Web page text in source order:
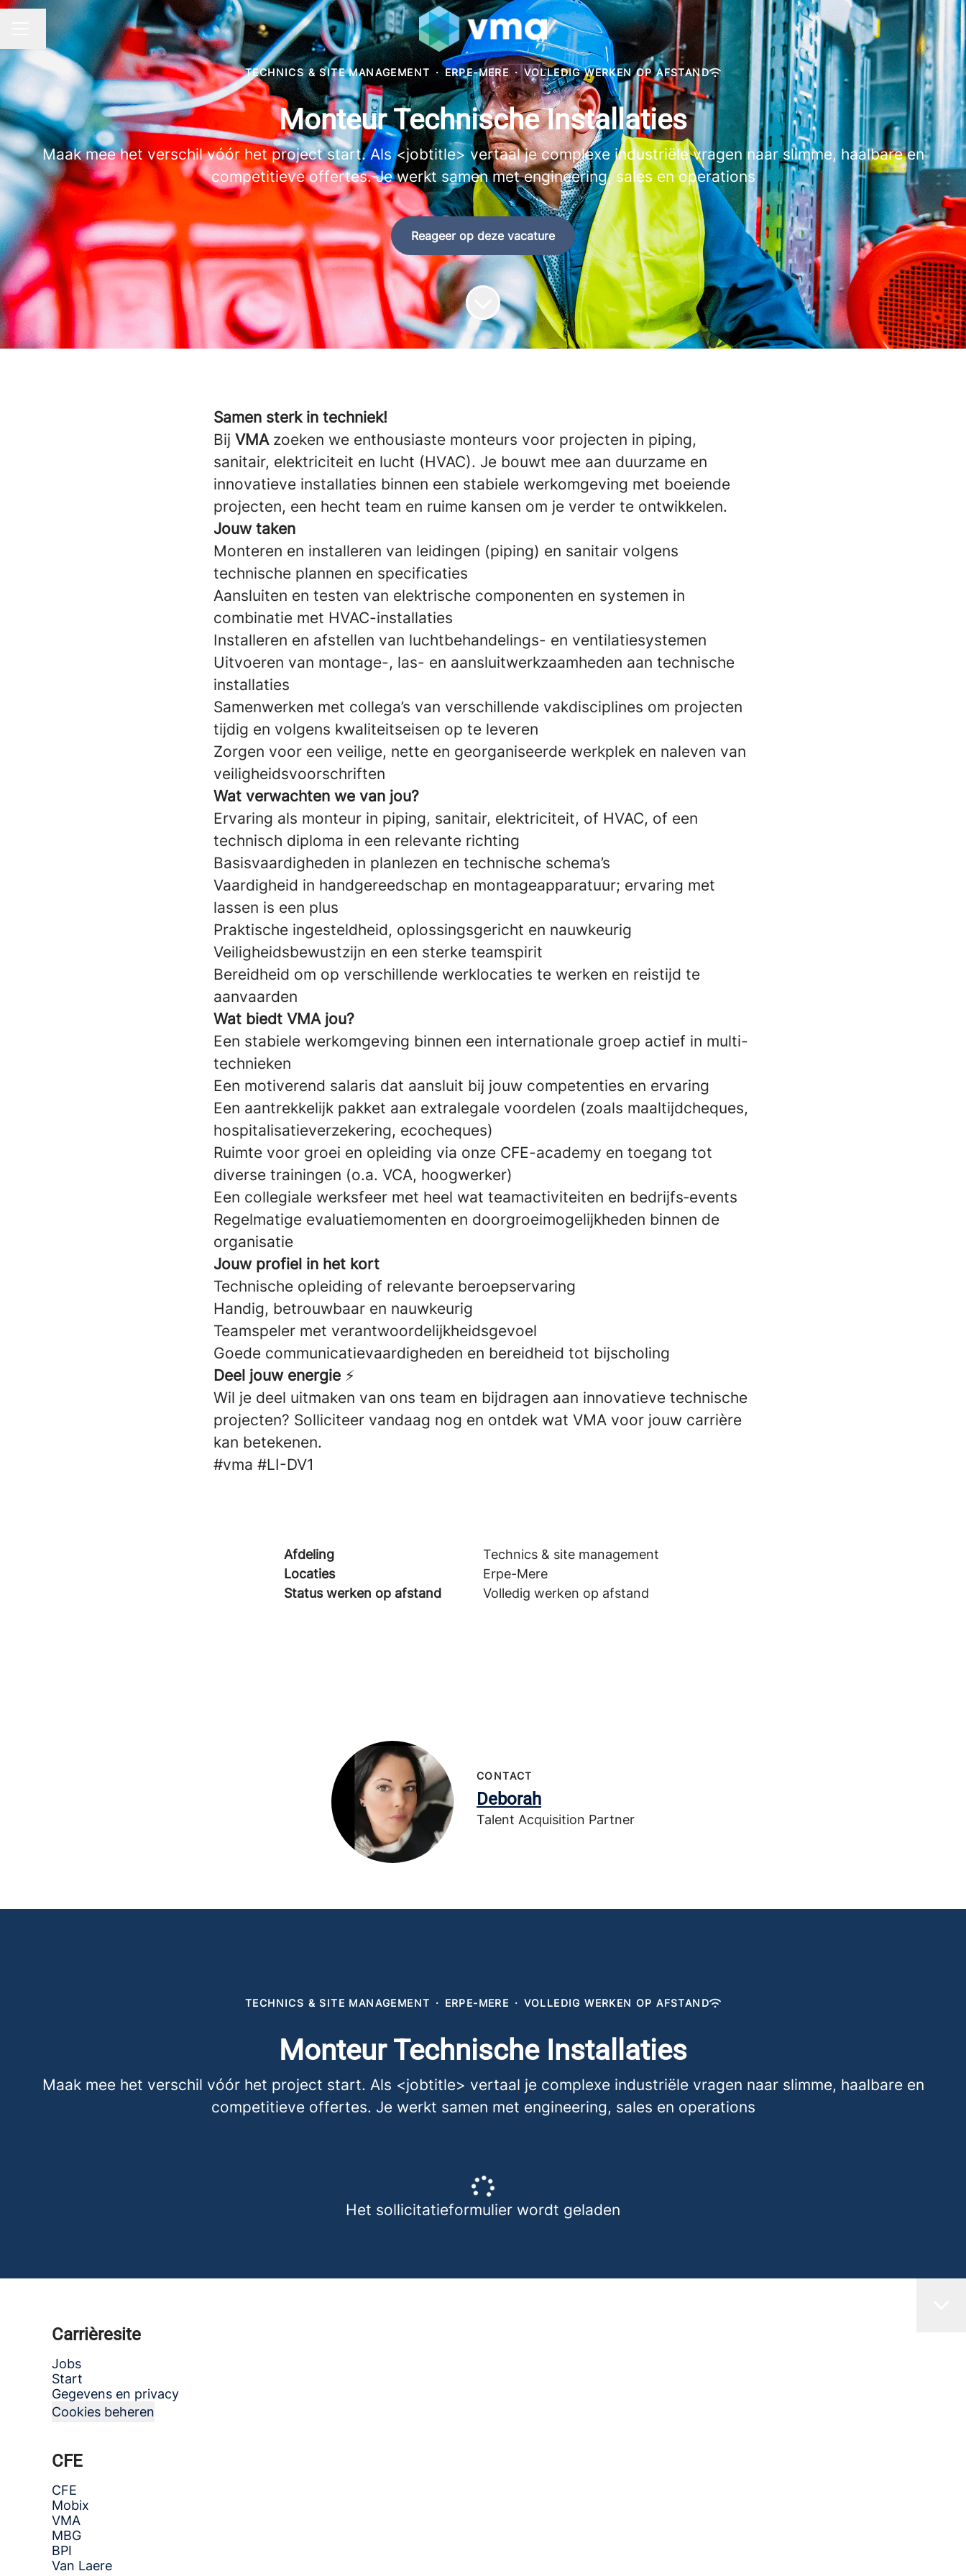
CARRIÈREMENU
Taal wijzigen
TECHNICS & SITE MANAGEMENT · ERPE-MERE · VOLLEDIG WERKEN OP AFSTAND
Monteur Technische Installaties
Maak mee het verschil vóór het project start. Als <jobtitle> vertaal je complexe industriële vragen naar slimme, haalbare en
competitieve offertes. Je werkt samen met engineering, sales en operations
Reageer op deze vacature
Samen sterk in techniek!
Bij VMAzoeken we enthousiaste monteurs voor projecten in piping,
sanitair, elektriciteit en lucht (HVAC). Je bouwt mee aan duurzame en
innovatieve installaties binnen een stabiele werkomgeving met boeiende
projecten, een hecht team en ruime kansen om je verder te ontwikkelen.
Jouw taken
Monteren en installeren van leidingen (piping) en sanitair volgens
technische plannen en specificaties
Aansluiten en testen van elektrische componenten en systemen in
combinatie met HVAC-installaties
Installeren en afstellen van luchtbehandelings- en ventilatiesystemen
Uitvoeren van montage-, las- en aansluitwerkzaamheden aan technische
installaties
Samenwerken met collega’s van verschillende vakdisciplines om projecten
tijdig en volgens kwaliteitseisen op te leveren
Zorgen voor een veilige, nette en georganiseerde werkplek en naleven van
veiligheidsvoorschriften
Wat verwachten we van jou?
Ervaring als monteur in piping, sanitair, elektriciteit, of HVAC, of een
technisch diploma in een relevante richting
Basisvaardigheden in planlezen en technische schema’s
Vaardigheid in handgereedschap en montageapparatuur; ervaring met
lassen is een plus
Praktische ingesteldheid, oplossingsgericht en nauwkeurig
Veiligheidsbewustzijn en een sterke teamspirit
Bereidheid om op verschillende werklocaties te werken en reistijd te
aanvaarden
Wat biedt VMA jou?
Een stabiele werkomgeving binnen een internationale groep actief in multi-
technieken
Een motiverend salaris dat aansluit bij jouw competenties en ervaring
Een aantrekkelijk pakket aan extralegale voordelen (zoals maaltijdcheques,
hospitalisatieverzekering, ecocheques)
Ruimte voor groei en opleiding via onze CFE-academy en toegang tot
diverse trainingen (o.a. VCA, hoogwerker)
Een collegiale werksfeer met heel wat teamactiviteiten en bedrijfs‑events
Regelmatige evaluatiemomenten en doorgroeimogelijkheden binnen de
organisatie
Jouw profiel in het kort
Technische opleiding of relevante beroepservaring
Handig, betrouwbaar en nauwkeurig
Teamspeler met verantwoordelijkheidsgevoel
Goede communicatievaardigheden en bereidheid tot bijscholing
Deel jouw energie ⚡
Wil je deel uitmaken van ons team en bijdragen aan innovatieve technische
projecten? Solliciteer vandaag nog en ontdek wat VMA voor jouw carrière
kan betekenen.
#vma #LI-DV1
Afdeling
Technics & site management
Locaties
Erpe-Mere
Status werken op afstand
Volledig werken op afstand
CONTACT
Deborah
Talent Acquisition Partner
TECHNICS & SITE MANAGEMENT · ERPE-MERE · VOLLEDIG WERKEN OP AFSTAND
Monteur Technische Installaties
Maak mee het verschil vóór het project start. Als <jobtitle> vertaal je complexe industriële vragen naar slimme, haalbare en
competitieve offertes. Je werkt samen met engineering, sales en operations
Het sollicitatieformulier wordt geladen
Carrièresite
Jobs
Start
Gegevens en privacy
Cookies beheren
CFE
CFE
Mobix
VMA
MBG
BPI
Van Laere